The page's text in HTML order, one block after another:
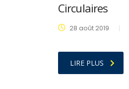
Circulaires
28 août 2019
LIRE PLUS